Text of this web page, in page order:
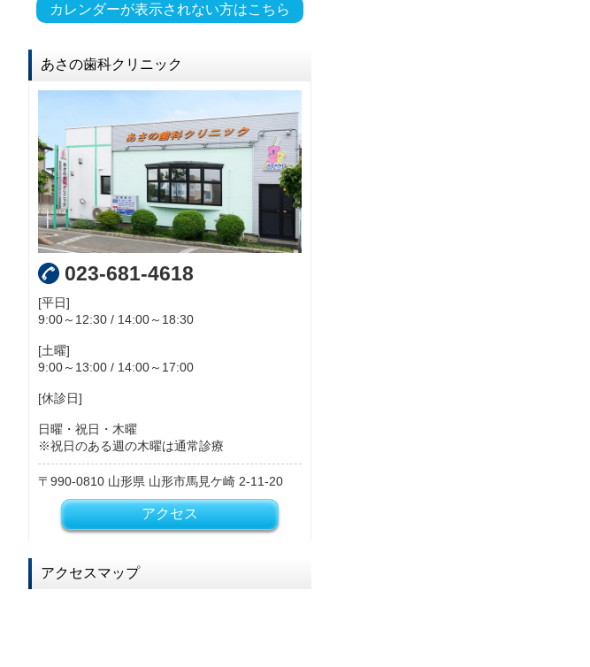
カレンダーが表示されない方はこちら
あさの歯科クリニック
023-681-4618
[平日]
9:00～12:30 / 14:00～18:30
[土曜]
9:00～13:00 / 14:00～17:00
[休診日]
日曜・祝日・木曜
※祝日のある週の木曜は通常診療
990-0810 山形県 山形市馬見ケ崎 2-11-20
アクセス
アクセスマップ